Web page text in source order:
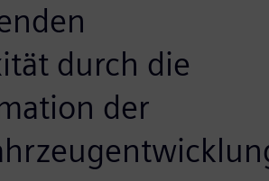
durch die
der